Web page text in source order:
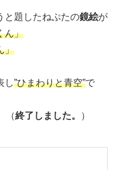
と題したねぷたの鏡絵が
ん」
」
し”ひまわりと青空”で
（終了しました。 ）